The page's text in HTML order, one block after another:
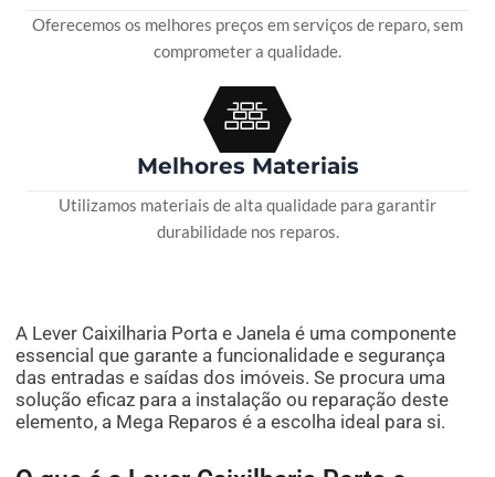
Oferecemos os melhores preços em serviços de reparo, sem
comprometer a qualidade.
Melhores Materiais
Utilizamos materiais de alta qualidade para garantir
durabilidade nos reparos.
A Lever Caixilharia Porta e Janela é uma componente
essencial que garante a funcionalidade e segurança
das entradas e saídas dos imóveis. Se procura uma
solução eficaz para a instalação ou reparação deste
elemento, a Mega Reparos é a escolha ideal para si.